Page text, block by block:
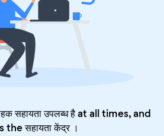
सहायता उपलब्ध है at all times, and
theसहायता केंद्र।